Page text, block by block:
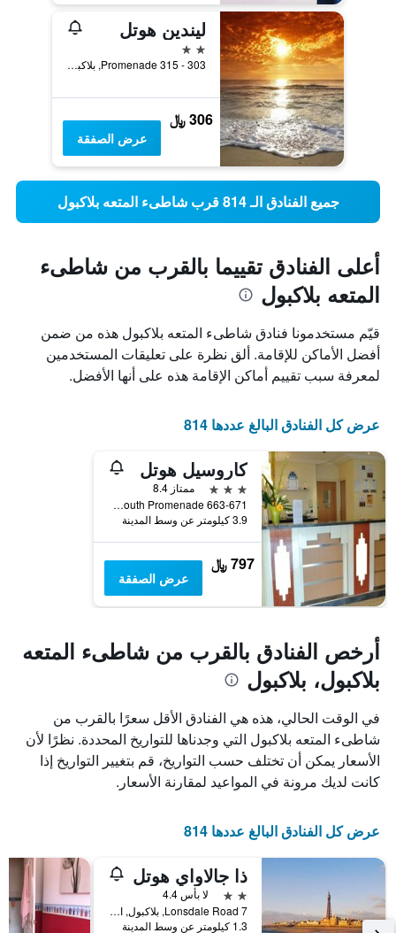
ليندين هوتل
2 نجمتين
303 - 315 Promenade, بلاكبول, المملكة المتحدة
306 ﷼
عرض الصفقة
جميع الفنادق الـ 814 قرب شاطىء المتعه بلاكبول
أعلى الفنادق تقييما بالقرب من شاطىء
المتعه بلاكبول
قيّم مستخدمونا فنادق شاطىء المتعه بلاكبول هذه من ضمن
أفضل الأماكن للإقامة. ألق نظرة على تعليقات المستخدمين
لمعرفة سبب تقييم أماكن الإقامة هذه على أنها الأفضل.
عرض كل الفنادق البالغ عددها 814
كاروسيل هوتل
3 نجوم
ممتاز 8.4
663-671 New South Promenade, بلاكبول, المملكة المتحدة
3.9 كيلومتر عن وسط المدينة
797 ﷼
عرض الصفقة
أرخص الفنادق بالقرب من شاطىء المتعه
بلاكبول، بلاكبول
في الوقت الحالي، هذه هي الفنادق الأقل سعرًا بالقرب من
شاطىء المتعه بلاكبول التي وجدناها للتواريخ المحددة. نظرًا لأن
الأسعار يمكن أن تختلف حسب التواريخ، قم بتغيير التواريخ إذا
كانت لديك مرونة في المواعيد لمقارنة الأسعار.
عرض كل الفنادق البالغ عددها 814
ذا جالاواي هوتل
2 نجمتين
لا بأس 4.4
7 Lonsdale Road, بلاكبول, المملكة المتحدة
1.3 كيلومتر عن وسط المدينة